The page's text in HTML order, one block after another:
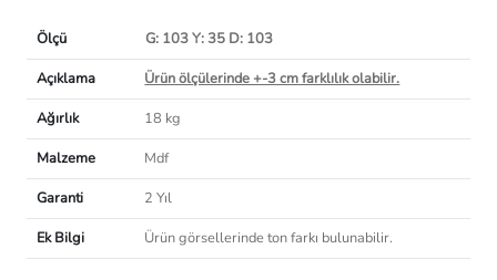
Ölçü
G: 103 Y: 35 D: 103
Açıklama
Ürün ölçülerinde +-3 cm farklılık olabilir.
Ağırlık
18 kg
Malzeme
Mdf
Garanti
2 Yıl
Ek Bilgi
Ürün görsellerinde ton farkı bulunabilir.